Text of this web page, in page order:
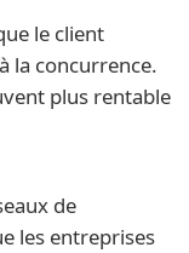
le client
la concurrence.
plus rentable
de
les entreprises